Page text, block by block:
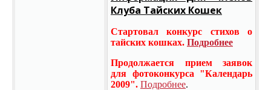
Клуба Тайских Кошек
Стартовал конкурс стихов о
тайских кошках. Подробнее
Продолжается прием заявок
для фотоконкурса "Календарь
2009". Подробнее.